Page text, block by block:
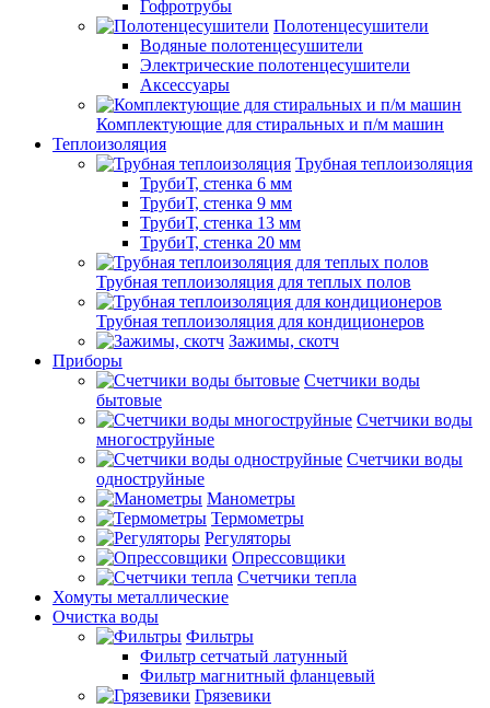
Гофротрубы
Полотенцесушители
Водяные полотенцесушители
Электрические полотенцесушители
Аксессуары
Комплектующие для стиральных и п/м машин
Теплоизоляция
Трубная теплоизоляция
ТрубиТ, стенка 6 мм
ТрубиТ, стенка 9 мм
ТрубиТ, стенка 13 мм
ТрубиТ, стенка 20 мм
Трубная теплоизоляция для теплых полов
Трубная теплоизоляция для кондиционеров
Зажимы, скотч
Приборы
Счетчики воды
бытовые
Счетчики воды
многоструйные
Счетчики воды
одноструйные
Манометры
Термометры
Регуляторы
Опрессовщики
Счетчики тепла
Хомуты металлические
Очистка воды
Фильтры
Фильтр сетчатый латунный
Фильтр магнитный фланцевый
Грязевики